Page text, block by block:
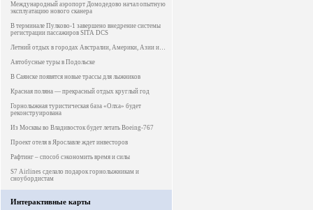
Международный аэропорт Домодедово начал опытную
эксплуатацию нового сканера
В терминале Пулково-1 завершено внедрение системы
регистрации пассажиров SITA DCS
Летний отдых в городах Австралии, Америки, Азии и…
Автобусные туры в Подольске
В Саянске появятся новые трассы для лыжников
Красная поляна — прекрасный отдых круглый год
Горнолыжная туристическая база «Олха» будет
реконструирована
Из Москвы во Владивосток будет летать Boeing-767
Проект отеля в Ярославле ждет инвесторов
Рафтинг – способ сэкономить время и силы
S7 Airlines сделало подарок горнолыжникам и
сноубордистам
Интерактивные карты